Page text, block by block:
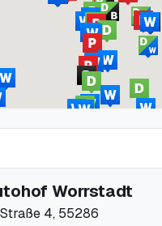
Worrstadt
4, 55286